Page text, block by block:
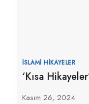
İSLAMI HIKAYELER
‘Kısa
Kasım 26, 2024